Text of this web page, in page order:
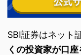
SBI証券はネット
くの投資家が口座